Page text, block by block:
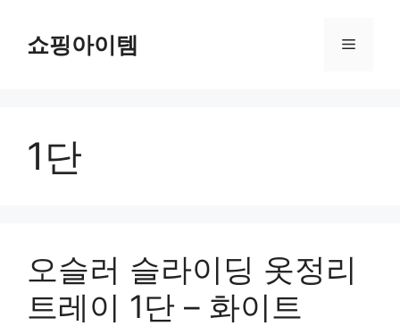
쇼핑아이템 메
1단
오슬러 슬라이딩 옷정리
트레이 1단 – 화이트